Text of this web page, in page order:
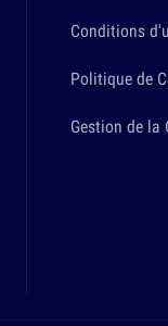
Conditions
Politique de
Gestion de